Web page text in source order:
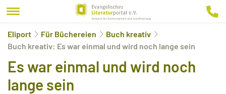
Eliport Für Büchereien
Buch kreativ
Buch kreativ: Es war einmal und wird noch lange sein
Es war einmal und wird noch
lange sein